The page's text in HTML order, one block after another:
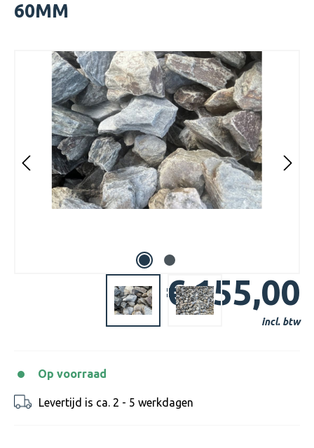
60MM
Afbeeldingengalerij overslaan
€ 155,00
incl. btw
Op voorraad
Levertijd is ca. 2 - 5 werkdagen